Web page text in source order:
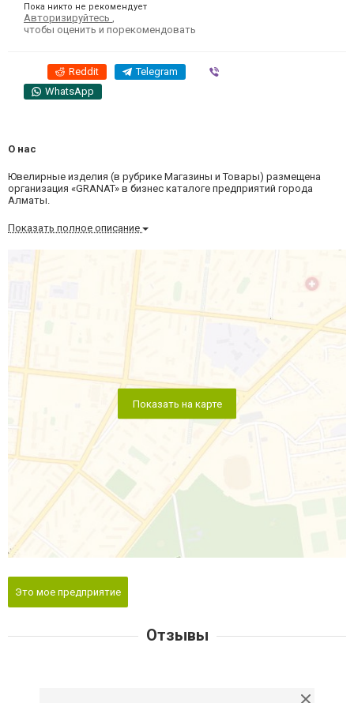
Пока никто не рекомендует
Авторизируйтесь
чтобы оценить и порекомендовать
Reddit Telegram
WhatsApp
О нас
Ювелирные изделия (в рубрике Магазины и Товары) размещена
организация «GRANAT» в бизнес каталоге предприятий города
Алматы.
Показать полное описание
Показать на карте
Это мое предприятие
Отзывы